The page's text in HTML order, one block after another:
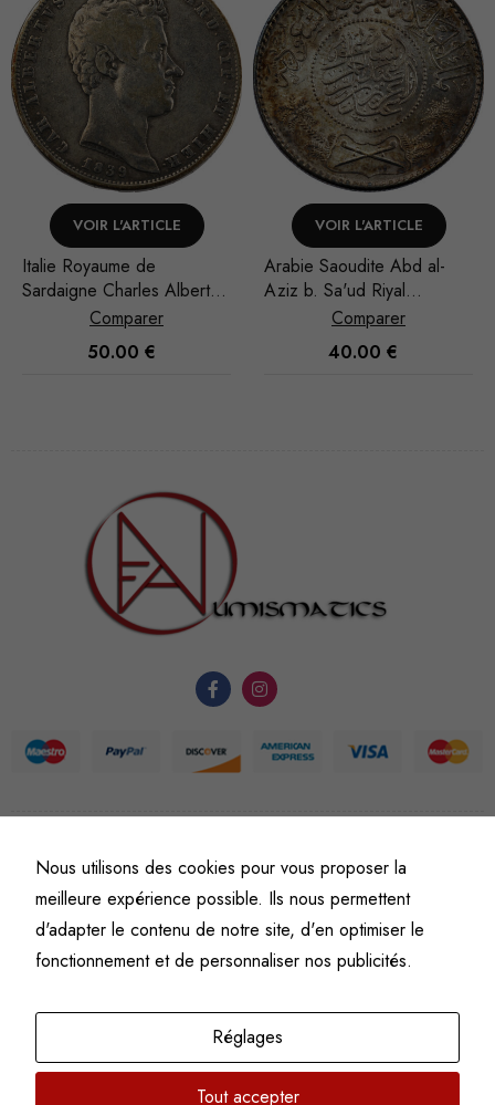
VOIR L'ARTICLE
Arabie Saoudite Abd al-
Aziz b. Sa'ud Riyal
1951/AH 1370
Comparer
40.00
VOIR L'ARTICLE
Arabie Saoudite Abd al-
Aziz b. Sa'ud Riyal
1935/AH 1354
Comparer
28.00
©Fine art numismatics– Tous droits réservés.
Politique de confidentialité
Conditions générales de vente et d’utilisation
Mentions légales
Nous utilisons des cookies pour vous proposer la
meilleure expérience possible. Ils nous permettent
d'adapter le contenu de notre site, d'en optimiser le
fonctionnement et de personnaliser nos publicités.
Réglages
Tout accepter
fonctionnement
Statistiques
Afin que
puissions
fonctionnalité
et la
structure du
site Web, en
fonction de
en est fait.